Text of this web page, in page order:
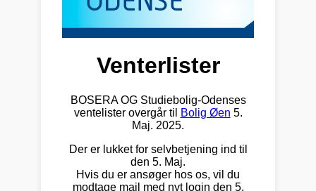
Venterlister
BOSERA OG Studiebolig-Odenses
ventelister overgår til
Bolig Øen 5.
Maj. 2025.
Der er lukket for selvbetjening ind til
den 5. Maj.
Hvis du er ansøger hos os, vil du
modtage mail med nyt login den 5.